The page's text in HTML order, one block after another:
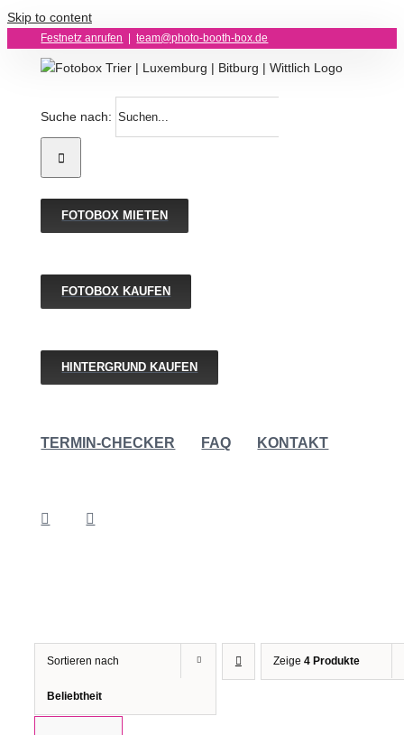
Skip to content
Festnetz anrufen team@photo-booth-box.de
Suche nach:
FOTOBOX MIETEN
FOTOBOX KAUFEN
HINTERGRUND KAUFEN
TERMIN-CHECKER FAQ KONTAKT
Sortieren nach
Beliebtheit
Zeige 4 Produkte
DEN